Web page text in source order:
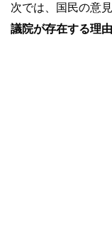
次では、国民の意
議院が存在する理